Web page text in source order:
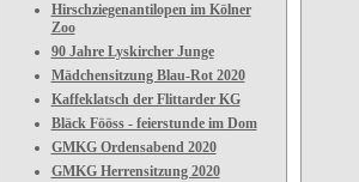
Hirschziegenantilopen im Kölner
Zoo
90 Jahre Lyskircher Junge
Mädchensitzung Blau-Rot 2020
Kaffeklatsch der Flittarder KG
Bläck Fööss - feierstunde im Dom
GMKG Ordensabend 2020
GMKG Herrensitzung 2020